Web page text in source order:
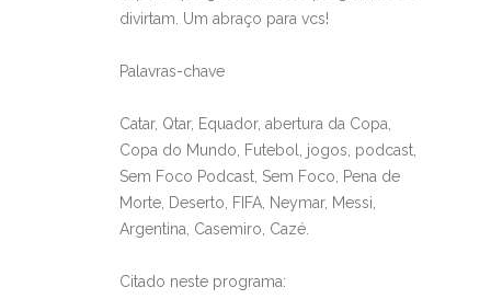
divirtam. Um abraço para vcs!
Palavras-chave
Catar, Qtar, Equador, abertura da Copa,
Copa do Mundo, Futebol, jogos, podcast,
Sem Foco Podcast, Sem Foco, Pena de
Morte, Deserto, FIFA, Neymar, Messi,
Argentina, Casemiro, Cazé.
Citado neste programa: